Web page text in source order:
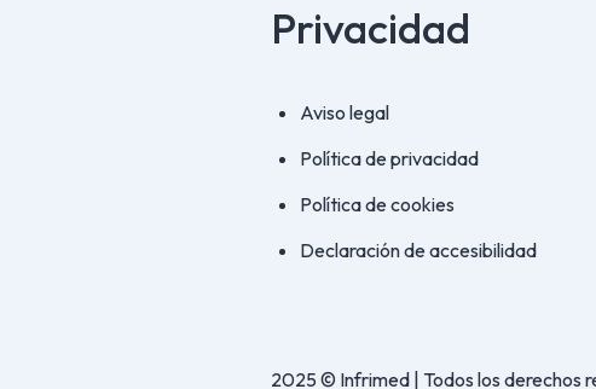
Privacidad
Aviso legal
Política de privacidad
Política de cookies
Declaración de accesibilidad
2025 © Infrimed | Todos los derechos